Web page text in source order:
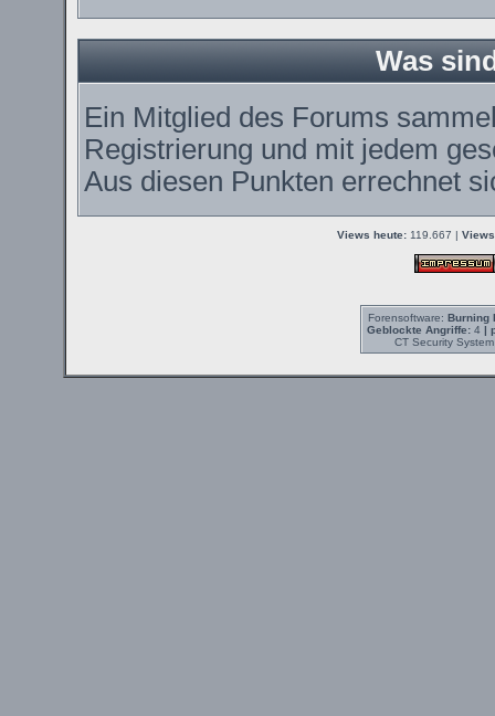
Was
Ein Mitglied des Forums
Registrierung und mit jedem
Aus diesen Punkten errechnet
Views heute:119.667 |
Forensoftware: Burning
Geblockte Angriffe:4 |
CT Security